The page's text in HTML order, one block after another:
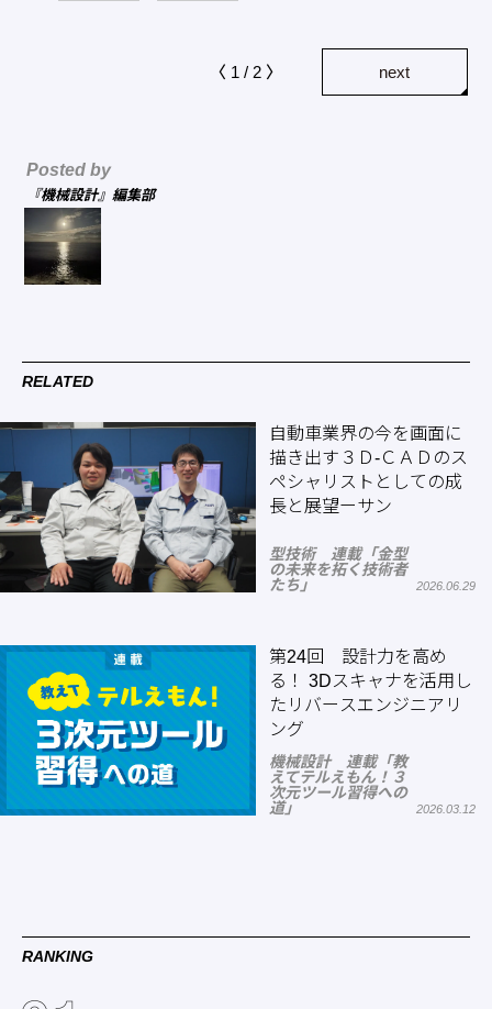
〈 1 / 2 〉 next
Posted by
『機械設計』編集部
RELATED
自動車業界の今を画面に
描き出す３Ｄ-ＣＡＤのス
ペシャリストとしての成
長と展望ーサン
型技術 連載「金型
の未来を拓く技術者
たち」
2026.06.29
第24回 設計力を高め
る！ 3Dスキャナを活用し
たリバースエンジニアリ
ング
機械設計 連載「教
えてテルえもん！３
次元ツール習得への
道」
2026.03.12
RANKING